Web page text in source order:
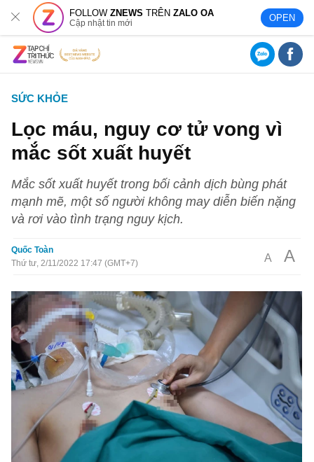
FOLLOWZNEWS TRÊNZALO OA
Cập nhật tin mới OPEN
SỨC KHỎE
Lọc máu, nguy cơ tử vong vì
mắc sốt xuất huyết
Mắc sốt xuất huyết trong bối cảnh dịch bùng phát
mạnh mẽ, một số người không may diễn biến nặng
và rơi vào tình trạng nguy kịch.
Quốc Toàn
Thứ tư, 2/11/2022 17:47 (GMT+7)
A A